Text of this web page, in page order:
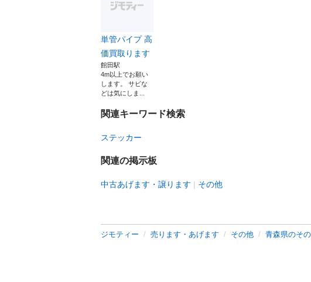
単管パイプ 高
価買取ります
館田駅
4m以上でお願い
します。 サビな
どは気にしま...
関連キーワード検索
ステッカー
関連の掲示板
中古あげます・譲ります その他
ジモティー 売ります・あげます その他 青森県のそ